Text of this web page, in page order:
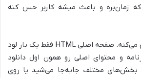
که زمان‌بره و باعث میشه کاربر حس کنه
اما تو SPA، داستان فرق می‌کنه. صفحه اصلی HTML فقط یک بار لود
و محتوای اصلی رو همون اول دانلود
بخش‌های مختلف جابه‌جا می‌شید یا روی